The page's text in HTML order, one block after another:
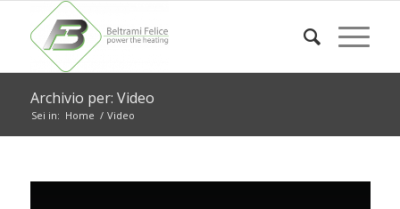
Archivio per: Video
Sei in: Home / Video